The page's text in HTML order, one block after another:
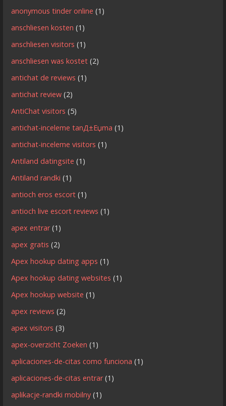
anonymous tinder online (1)
anschliesen kosten (1)
anschliesen visitors (1)
anschliesen was kostet (2)
antichat de reviews (1)
antichat review (2)
AntiChat visitors (5)
antichat-inceleme tanД±Еџma (1)
antichat-inceleme visitors (1)
Antiland datingsite (1)
Antiland randki (1)
antioch eros escort (1)
antioch live escort reviews (1)
apex entrar(1)
apex gratis (2)
Apex hookup dating apps (1)
Apex hookup dating websites (1)
Apex hookup website (1)
apex reviews (2)
apex visitors (3)
apex-overzicht Zoeken (1)
aplicaciones-de-citas como funciona (1)
aplicaciones-de-citas entrar(1)
aplikacje-randki mobilny (1)